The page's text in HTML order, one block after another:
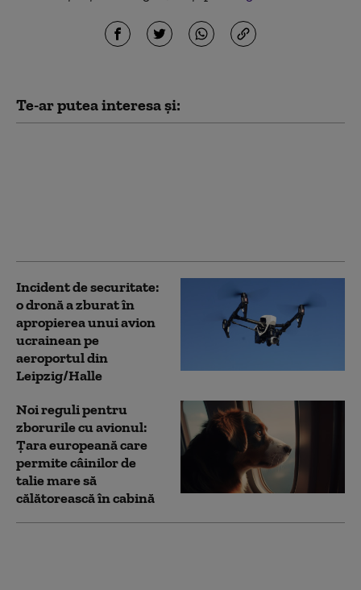
Te-ar putea interesa și:
Incident de securitate:
o dronă a zburat în
apropierea unui avion
ucrainean pe
aeroportul din
Leipzig/Halle
Noi reguli pentru
zborurile cu avionul:
Țara europeană care
permite câinilor de
talie mare să
călătorească în cabină